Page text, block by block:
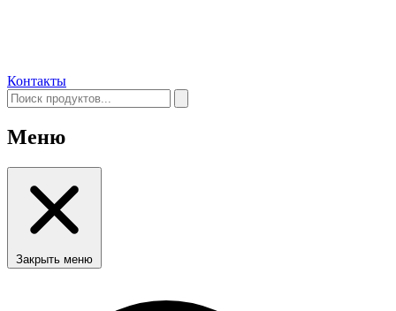
Контакты
Меню
Закрыть меню